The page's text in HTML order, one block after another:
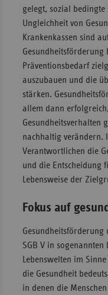
gelegt, sozial bedingte
Ungleichheit von
Krankenkassen sind
Gesundheitsförderung
Präventionsbedarf
auszubauen und die
stärken.
allem dann
Gesundheitsverhalten
nachhaltig verändern.
Verantwortlichen die
und die Entscheidung
Lebensweise der
Fokus auf
Gesundheitsförderung
SGB V in
Lebenswelten im
die Gesundheit
in denen die